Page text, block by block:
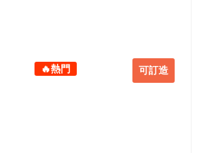
🔥熱門 可訂造